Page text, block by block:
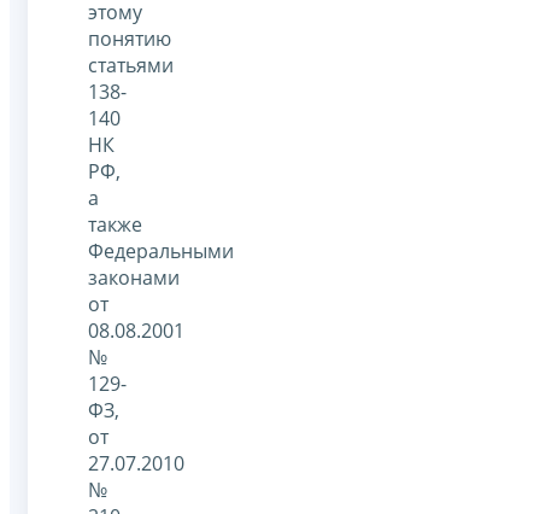
этому
понятию
статьями
138-
140
НК
РФ,
а
также
Федеральными
законами
от
08.08.2001
№
129-
ФЗ,
от
27.07.2010
№